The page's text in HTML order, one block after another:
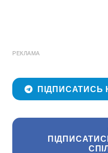
РЕКЛАМА
ПІДПИСАТИСЬ